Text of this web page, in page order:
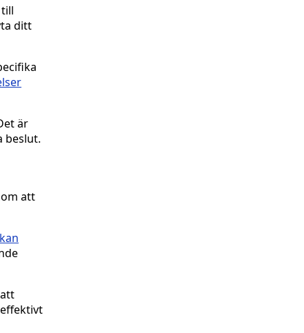
ditt
är
beslut.
att